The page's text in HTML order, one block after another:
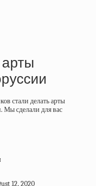
стали делать арты
Мы сделали для вас
12, 2020